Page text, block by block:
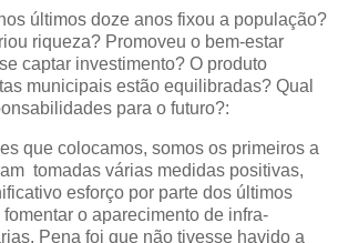
últimos doze anos fixou a população?
riqueza? Promoveu o bem-estar
captar investimento? O produto
municipais estão equilibradas? Qual
para o futuro?:
que colocamos, somos os primeiros a
tomadas várias medidas positivas,
esforço por parte dos últimos
o aparecimento de infra-
Pena foi que não tivesse havido a